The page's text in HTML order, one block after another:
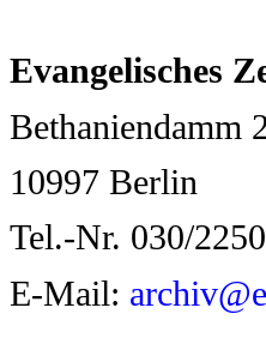
Evangelisches
Bethaniendamm
10997 Berlin
Tel.-Nr. 030/
E-Mail: